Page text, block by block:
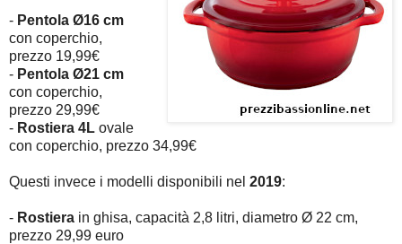
- Pentola Ø16 cm
con coperchio,
prezzo 19,99€
- Pentola Ø21 cm
con coperchio,
prezzo 29,99€
- Rostiera 4L ovale
con coperchio, prezzo 34,99€
Questi invece i modelli disponibili nel 2019:
- Rostiera in ghisa, capacità 2,8 litri, diametro Ø 22 cm,
prezzo 29,99 euro